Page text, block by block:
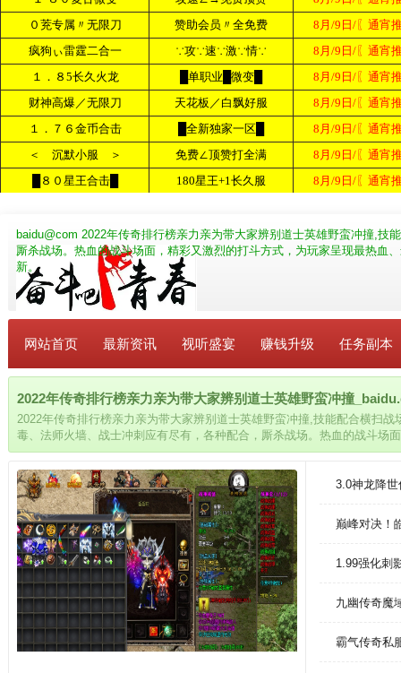
baidu@com 2022年传奇排行榜亲力亲为带大家辨别道士英雄野蛮冲撞,技
厮杀战场。热血的战斗场面，精彩又激烈的打斗方式，为玩家呈现最热血
新。
网站首页 最新资讯 视听盛宴 赚钱升级 任务副本
2022年传奇排行榜亲力亲为带大家辨别道士英雄野蛮冲撞
2022年传奇排行榜亲力亲为带大家辨别道士英雄野蛮冲撞,技能配合横扫
毒、法师火墙、战士冲刺应有尽有，各种配合，厮杀战场。热血的战斗场
现最热血、最酣畅淋漓的战斗体验。玩家上线就可以领取vip福利，不花钱
新。
3.0神龙降
巅峰对决！
1.99强化刺
九幽传奇魔
霸气传奇私